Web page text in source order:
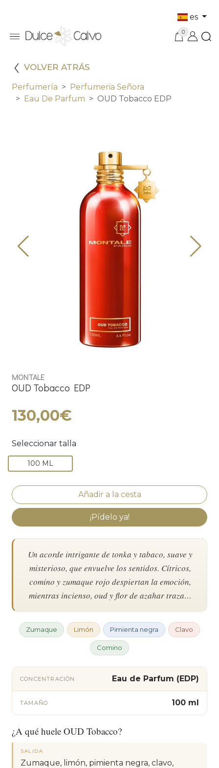
es
0
VOLVER ATRÁS
Perfumería
Perfumeria Señora
Eau De Parfum
OUD Tobacco EDP
MONTALE
OUD Tobacco EDP
130,00€
Seleccionar talla
100 ML
¡Pídelo ya!
Un acorde intrigante de tonka y tabaco, suave y
misterioso, que envuelve los sentidos. Cítricos,
comino y zumaque rojo despiertan la emoción,
mientras incienso, oud y flor de azahar traza…
Zumaque Limón Pimienta negra Clavo
Comino
CONCENTRACIÓN Eau de Parfum (EDP)
TAMAÑO 100 ml
¿A qué huele OUD Tobacco?
SALIDA
Zumaque, limón, pimienta negra, clavo,